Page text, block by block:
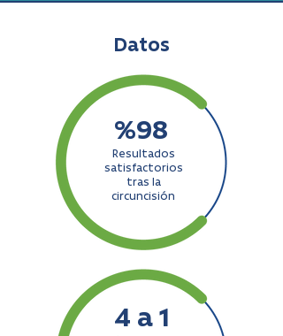
Datos
%98
Resultados
satisfactorios
tras la
circuncisión
4 a 1